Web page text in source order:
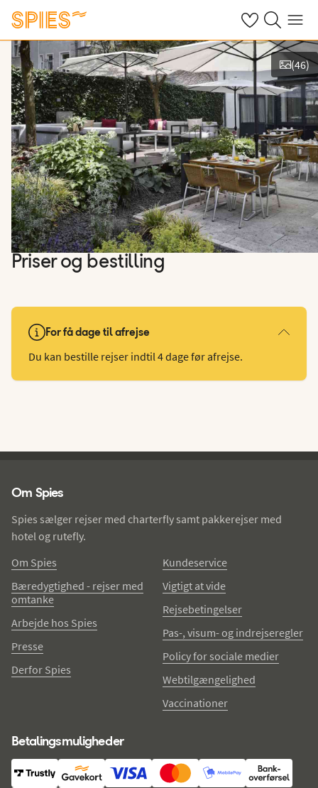
Se dine gemte
Søg påMenu
Vis billeder
(46)
Priser og bestilling
For få dage til afrejse
Du kan bestille rejser indtil 4 dage før afrejse.
Om Spies
Spies sælger rejser med charterfly samt pakkerejser med
hotel og rutefly.
Om Spies
Bæredygtighed - rejser med
omtanke
Arbejde hos Spies
Presse
Derfor Spies
Kundeservice
Vigtigt at vide
Rejsebetingelser
Pas-, visum- og indrejseregler
Policy for sociale medier
Webtilgængelighed
Vaccinationer
Betalingsmuligheder